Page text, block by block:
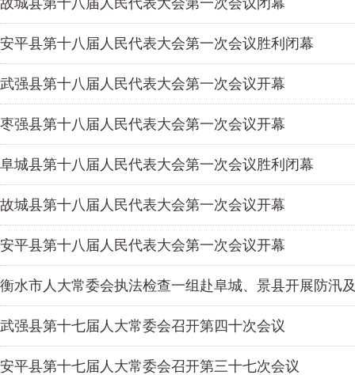
故城县第十八届人民代表大会第一次会议闭幕
安平县第十八届人民代表大会第一次会议胜利闭幕
武强县第十八届人民代表大会第一次会议开幕
枣强县第十八届人民代表大会第一次会议开幕
阜城县第十八届人民代表大会第一次会议胜利闭幕
故城县第十八届人民代表大会第一次会议开幕
安平县第十八届人民代表大会第一次会议开幕
衡水市人大常委会执法检查一组赴阜城、景县开展防汛
武强县第十七届人大常委会召开第四十次会议
安平县第十七届人大常委会召开第三十七次会议